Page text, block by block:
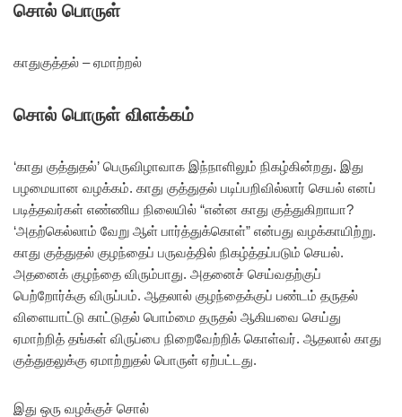
சொல் பொருள்
காதுகுத்தல் – ஏமாற்றல்
சொல் பொருள் விளக்கம்
‘காது குத்துதல்’ பெருவிழாவாக இந்நாளிலும் நிகழ்கின்றது. இது
பழமையான வழக்கம். காது குத்துதல் படிப்பறிவில்லார் செயல் எனப்
படித்தவர்கள் எண்ணிய நிலையில் “என்ன காது குத்துகிறாயா?
‘அதற்கெல்லாம் வேறு ஆள் பார்த்துக்கொள்” என்பது வழக்காயிற்று.
காது குத்துதல் குழந்தைப் பருவத்தில் நிகழ்த்தப்படும் செயல்.
அதனைக் குழந்தை விரும்பாது. அதனைச் செய்வதற்குப்
பெற்றோர்க்கு விருப்பம். ஆதலால் குழந்தைக்குப் பண்டம் தருதல்
விளையாட்டு காட்டுதல் பொம்மை தருதல் ஆகியவை செய்து
ஏமாற்றித் தங்கள் விருப்பை நிறைவேற்றிக் கொள்வர். ஆதலால் காது
குத்துதலுக்கு ஏமாற்றுதல் பொருள் ஏற்பட்டது.
இது ஒரு வழக்குச் சொல்